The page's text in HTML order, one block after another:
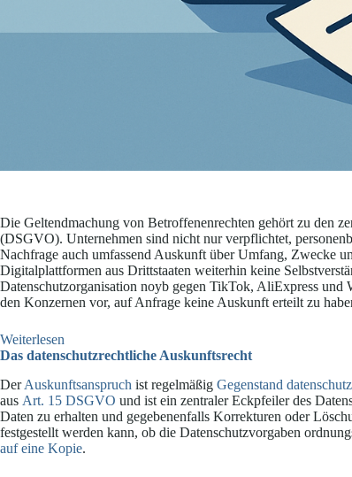
Die Geltendmachung von Betroffenenrechten gehört zu den
(DSGVO). Unternehmen sind nicht nur verpflichtet,
Nachfrage auch umfassend Auskunft über Umfang, Zwecke
Digitalplattformen aus Drittstaaten weiterhin keine
Datenschutzorganisation noyb gegen TikTok, AliExpress
den Konzernen vor, auf Anfrage keine Auskunft erteilt zu
Weiterlesen
Auskunftsbeschwerde
TikTok,
AliExpress
und
WeChat
Das datenschutzrechtliche Auskunftsrecht
DerAuskunftsanspruch ist regelmäßig Gegenstand
aus Art. 15 DSGVO und ist ein zentraler Eckpfeiler des
Daten zu erhalten und gegebenenfalls Korrekturen oder
festgestellt werden kann, ob die Datenschutzvorgaben
auf eine Kopie.